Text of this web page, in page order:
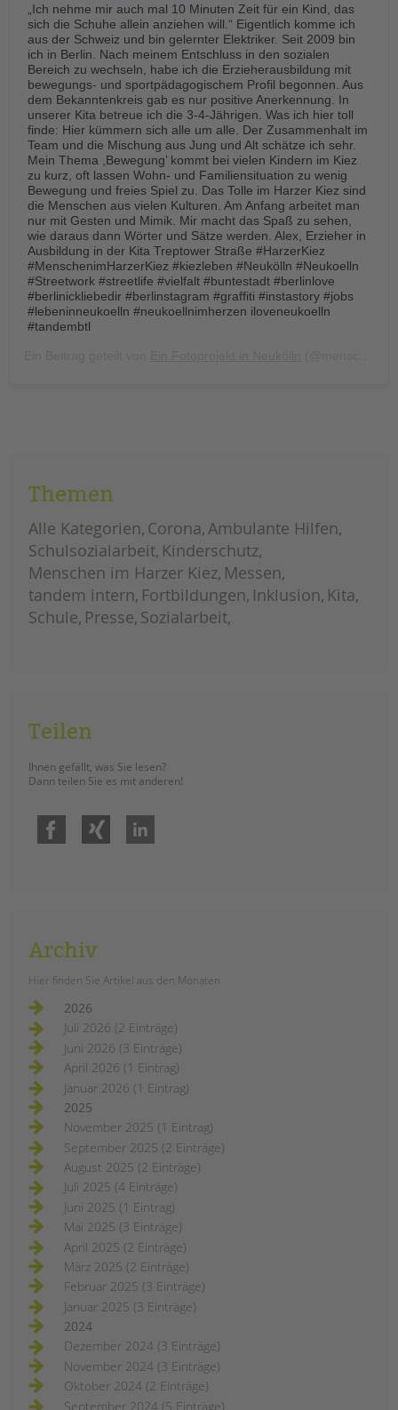
„Ich nehme mir auch mal 10 Minuten Zeit für ein Kind, das
sich die Schuhe allein anziehen will.“ Eigentlich komme ich
aus der Schweiz und bin gelernter Elektriker. Seit 2009 bin
ich in Berlin. Nach meinem Entschluss in den sozialen
Bereich zu wechseln, habe ich die Erzieherausbildung mit
bewegungs- und sportpädagogischem Profil begonnen. Aus
dem Bekanntenkreis gab es nur positive Anerkennung. In
unserer Kita betreue ich die 3-4-Jährigen. Was ich hier toll
finde: Hier kümmern sich alle um alle. Der Zusammenhalt im
Team und die Mischung aus Jung und Alt schätze ich sehr.
Mein Thema ,Bewegung’ kommt bei vielen Kindern im Kiez
zu kurz, oft lassen Wohn- und Familiensituation zu wenig
Bewegung und freies Spiel zu. Das Tolle im Harzer Kiez sind
die Menschen aus vielen Kulturen. Am Anfang arbeitet man
nur mit Gesten und Mimik. Mir macht das Spaß zu sehen,
wie daraus dann Wörter und Sätze werden. Alex, Erzieher in
Ausbildung in der Kita Treptower Straße #HarzerKiez
#MenschenimHarzerKiez #kiezleben #Neukölln #Neukoelln
#Streetwork #streetlife #vielfalt #buntestadt #berlinlove
#berlinickliebedir #berlinstagram #graffiti #instastory #jobs
#lebeninneukoelln #neukoellnimherzen iloveneukoelln
#tandembtl
Themen
Alle Kategorien Corona Ambulante Hilfen
Schulsozialarbeit Kinderschutz
Menschen im Harzer Kiez Messen
tandem intern Fortbildungen Inklusion Kita
Schule Presse Sozialarbeit
Teilen
Ihnen gefällt, was Sie lesen?
Dann teilen Sie es mit anderen!
Facebook Xing
Archiv
Hier finden Sie Artikel aus den Monaten
2026
Juli 2026 (2 Einträge)
Juni 2026 (3 Einträge)
April 2026 (1 Eintrag)
Januar 2026 (1 Eintrag)
2025
November 2025 (1 Eintrag)
September 2025 (2 Einträge)
August 2025 (2 Einträge)
Juli 2025 (4 Einträge)
Juni 2025 (1 Eintrag)
Mai 2025 (3 Einträge)
April 2025 (2 Einträge)
März 2025 (2 Einträge)
Februar 2025 (3 Einträge)
Januar 2025 (3 Einträge)
2024
Dezember 2024 (3 Einträge)
November 2024 (3 Einträge)
Oktober 2024 (2 Einträge)
September 2024 (5 Einträge)